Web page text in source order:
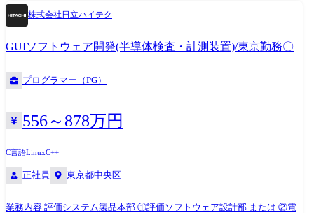
株式会社日立ハイテク
GUIソフトウェア開発(半導体検査・計測装置)/東京勤務〇
プログラマー（PG）
556～878万円
C言語LinuxC++
正社員 東京都中央区
業務内容 評価システム製品本部 ①評価ソフトウェア設計部 または ②電